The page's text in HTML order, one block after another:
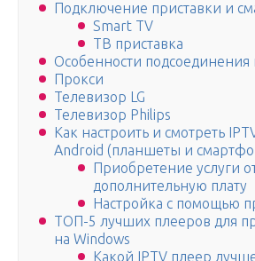
Подключение приставки и
Smart TV
ТВ приставка
Особенности подсоединения
Прокси
Телевизор LG
Телевизор Philips
Как настроить и смотреть
Android (планшеты и
Приобретение услуги
дополнительную плату
Настройка с помощью
ТОП-5 лучших плееров для
на Windows
Какой IPTV плеер